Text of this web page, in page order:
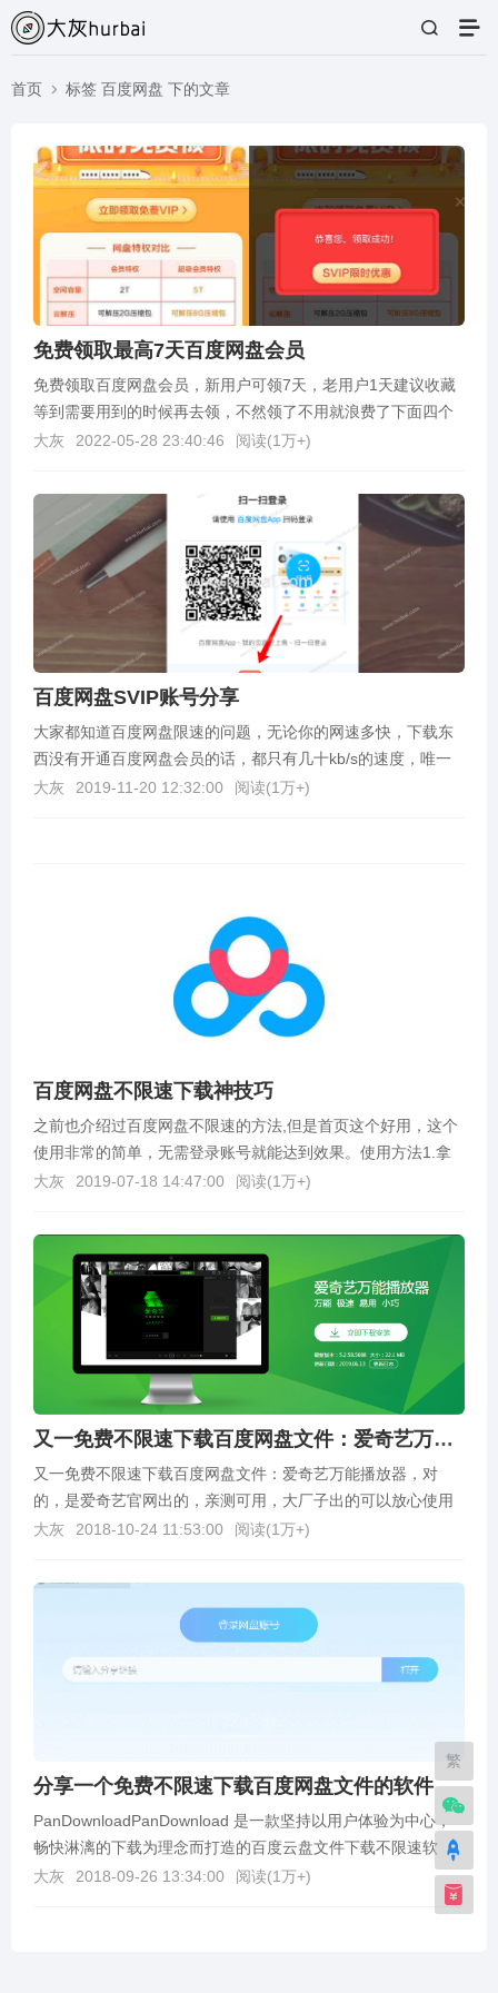
首页 标签 百度网盘 下的文章
免费领取最高7天百度网盘会员
免费领取百度网盘会员，新用户可领7天，老用户1天建议收藏
等到需要用到的时候再去领，不然领了不用就浪费了下面四个
网址都可以领取领取地址：https://pan.b...
大灰 2022-05-28 23:40:46 阅读(1万+)
百度网盘SVIP账号分享
大家都知道百度网盘限速的问题，无论你的网速多快，下载东
西没有开通百度网盘会员的话，都只有几十kb/s的速度，唯一
解决网速问题的方法就是开会员，但是开会员吧又不需...
大灰 2019-11-20 12:32:00 阅读(1万+)
百度网盘不限速下载神技巧
之前也介绍过百度网盘不限速的方法,但是首页这个好用，这个
使用非常的简单，无需登录账号就能达到效果。使用方法1.拿
到你要下载的百度网盘链接，复制到浏览器地址栏打开...
大灰 2019-07-18 14:47:00 阅读(1万+)
又一免费不限速下载百度网盘文件：爱奇艺万能播放器
又一免费不限速下载百度网盘文件：爱奇艺万能播放器，对
的，是爱奇艺官网出的，亲测可用，大厂子出的可以放心使用
额。使用方法1.在官网下载最新的版本，然后安装好后打开...
大灰 2018-10-24 11:53:00 阅读(1万+)
分享一个免费不限速下载百度网盘文件的软件
PanDownloadPanDownload 是一款坚持以用户体验为中心，
畅快淋漓的下载为理念而打造的百度云盘文件下载不限速软
件，简洁舒服的 UI 界面，支持多...
大灰 2018-09-26 13:34:00 阅读(1万+)
繁